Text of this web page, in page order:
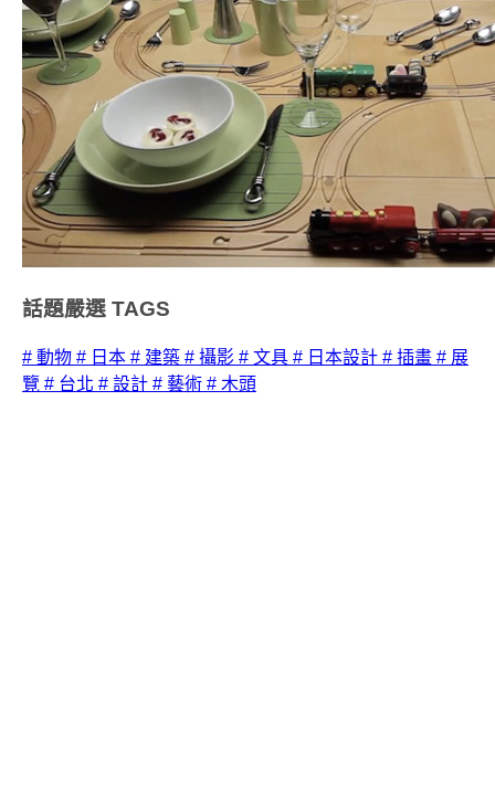
話題嚴選 TAGS
# 動物 # 日本 # 建築 # 攝影 # 文具 # 日本設計 # 插畫 # 展
覽 # 台北 # 設計 # 藝術 # 木頭